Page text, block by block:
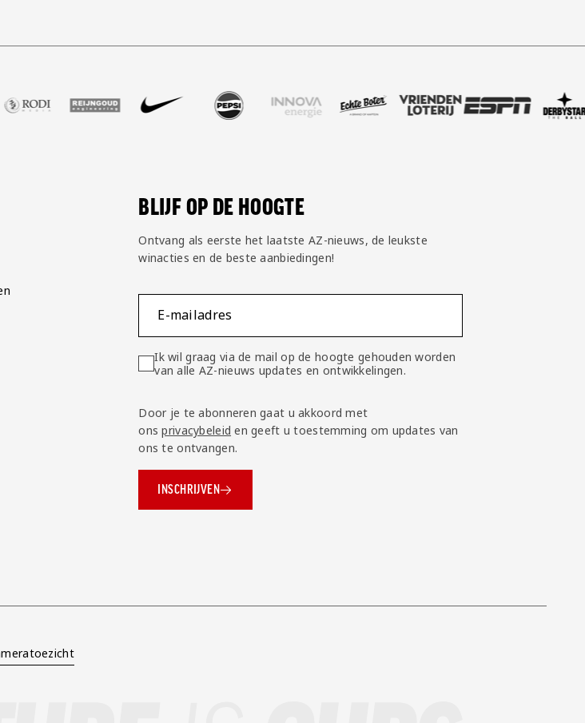
BLIJF OP DE HOOGTE
Ontvang als eerste het laatste AZ-nieuws, de leukste
winacties en de beste aanbiedingen!
E-mailadres
Ik wil graag via de mail op de hoogte gehouden worden
van alle AZ-nieuws updates en ontwikkelingen.
Door je te abonneren gaat u akkoord met
onsprivacybeleid en geeft u toestemming om updates van
ons te ontvangen.
INSCHRIJVEN